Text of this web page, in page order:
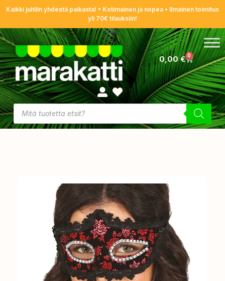
Kaikki juhliin yhdestä paikasta! • Kotimainen ja nopea • Ilmainen toimitus
yli 70€ tilauksiin!
0,00€ 0